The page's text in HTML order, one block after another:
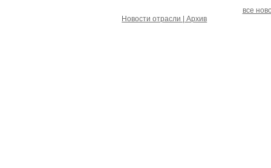
все
Новости отрасли | Архив